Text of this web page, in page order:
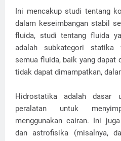
Ini mencakup studi tentang
dalam keseimbangan stabil
fluida, studi tentang fluida
adalah subkategori statika
semua fluida, baik yang dapat
tidak dapat dimampatkan,
Hidrostatika adalah dasar
peralatan untuk
menggunakan cairan. Ini
dan astrofisika (misalnya,